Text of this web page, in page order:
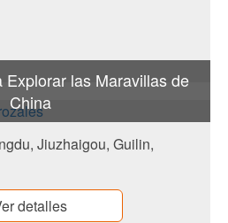
Explorar las Maravillas de
China
Jiuzhaigou, Guilin,
detalles